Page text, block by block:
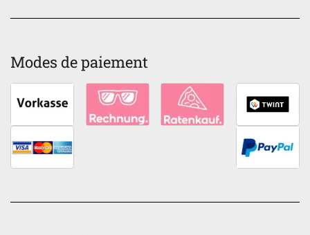
Modes de paiement